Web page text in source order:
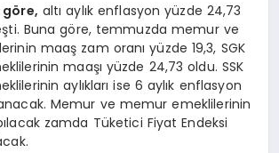
göre, altı aylık enflasyon yüzde 24,73
Buna göre, temmuzda memur ve
maaş zam oranı yüzde 19,3, SGK
maaşı yüzde 24,73 oldu. SSK
aylıkları ise 6 aylık enflasyon
Memur ve memur emeklilerinin
zamda Tüketici Fiyat Endeksi